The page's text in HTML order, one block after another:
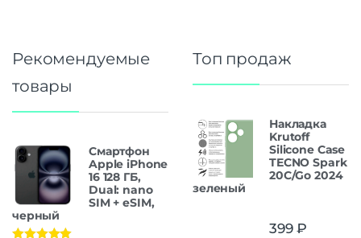
Рекомендуемые
товары
Смартфон
Apple iPhone
16 128 ГБ,
Dual: nano
SIM + eSIM,
черный
Топ продаж
Накладка
Krutoff
Silicone Case
TECNO Spark
20C/Go 2024
зеленый
399₽